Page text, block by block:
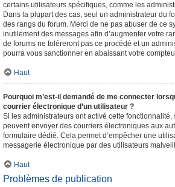
certains utilisateurs spécifiques, comme les
Dans la plupart des cas, seul un administrateur du
des rangs du forum. Merci de ne pas abuser de ce
inutilement des messages afin d’augmenter votre
de forums ne toléreront pas ce procédé et un
pourra vous sanctionner en abaissant votre
Haut
Pourquoi m’est-il demandé de me connecter
courrier électronique d’un utilisateur ?
Si les administrateurs ont activé cette
peuvent envoyer des courriers électroniques aux
formulaire dédié. Cela permet d’empêcher une
messagerie électronique par des utilisateurs
Haut
Problèmes de publication